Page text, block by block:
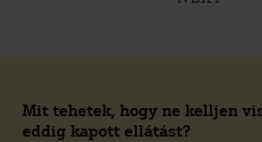
Mit tehetek, hogy ne kelljen
eddig kapott ellátást?